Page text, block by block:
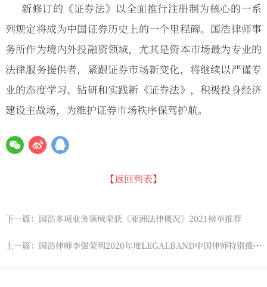
新修订的《证券法》以全面推行注册制为核心的一系
列规定将成为中国证券历史上的一个里程碑。国浩律师事
务所作为境内外投融资领域，尤其是资本市场最为专业的
法律服务提供者，紧跟证券市场新变化，将继续以严谨专
业的态度学习、钻研和实践新《证券法》，积极投身经济
建设主战场，为维护证券市场秩序保驾护航。
【返回列表】
下一篇：国浩多项业务领域荣获《亚洲法律概况》2021榜单推荐
上一篇：国浩律师李强荣列2020年度LEGALBAND中国律师特别推荐榜15强：新经济榜单